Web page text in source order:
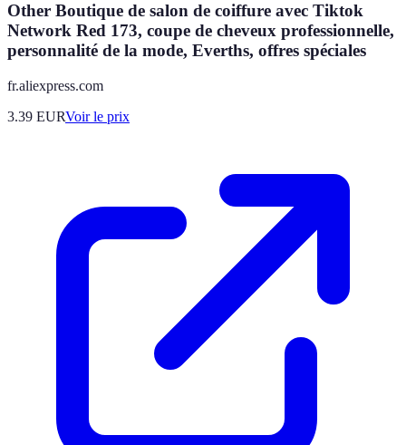
Other Boutique de salon de coiffure avec Tiktok
Network Red 173, coupe de cheveux professionnelle,
personnalité de la mode, Everths, offres spéciales
fr.aliexpress.com
3.39 EURVoir le prix